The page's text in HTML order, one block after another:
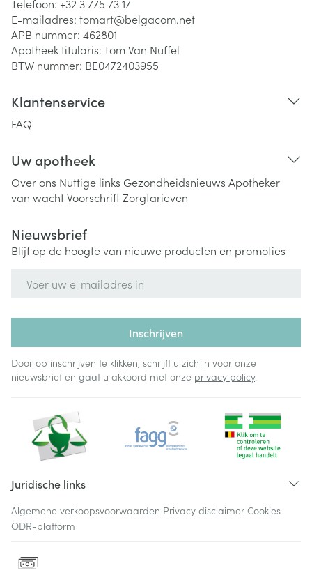
Telefoon: +32 3 775 73 17
E-mailadres: tomart@belgacom.net
APB nummer: 462801
Apotheek titularis:Tom Van Nuffel
BTW nummer: BE0472403955
Klantenservice
FAQ
Uw apotheek
Over ons Nuttige links Gezondheidsnieuws Apotheker
van wachtVoorschriftZorgtarieven
Nieuwsbrief
Blijf op de hoogte van nieuwe producten en promoties
Inschrijven
Door op inschrijven te klikken, schrijft u zich in voor onze
nieuwsbrief en gaat u akkoord met onze privacy policy.
Juridische links
Algemene verkoopsvoorwaarden Privacy disclaimer Cookies
ODR-platform